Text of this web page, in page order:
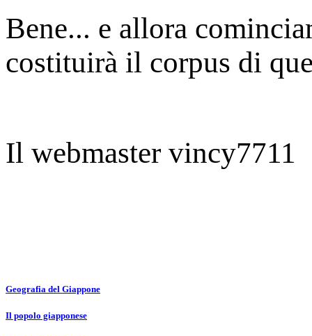
Bene... e allora
costituirà il corpus di
Il webmaster vincy7711
Geografia del Giappone
Il popolo giapponese